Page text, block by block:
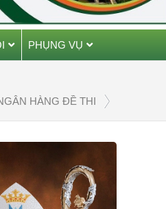
PHỤNG VỤ
HÀNG ĐỀ THI